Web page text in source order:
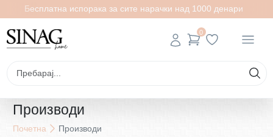
Бесплатна испорака за сите нарачки над 1000 денари
0
Производи
Почетна Производи